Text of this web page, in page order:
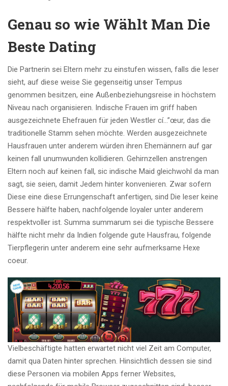
Genau so wie Wählt Man Die
Beste Dating
Die Partnerin sei Eltern mehr zu einstufen wissen, falls die leser
sieht, auf diese weise Sie gegenseitig unser Tempus
genommen besitzen, eine Außenbeziehungsreise in höchstem
Niveau nach organisieren. Indische Frauen im griff haben
ausgezeichnete Ehefrauen für jeden Westler cí…”œur, das die
traditionelle Stamm sehen möchte. Werden ausgezeichnete
Hausfrauen unter anderem würden ihren Ehemännern auf gar
keinen fall unumwunden kollidieren. Gehirnzellen anstrengen
Eltern noch auf keinen fall, sic indische Maid gleichwohl da man
sagt, sie seien, damit Jedem hinter konvenieren. Zwar sofern
Diese eine diese Errungenschaft anfertigen, sind Die leser keine
Bessere hälfte haben, nachfolgende loyaler unter anderem
respektvoller ist. Summa summarum sei die typische Bessere
hälfte nicht mehr da Indien folgende gute Hausfrau, folgende
Tierpflegerin unter anderem eine sehr aufmerksame Hexe
coeur.
Vielbeschäftigte hatten erwartet nicht viel Zeit am Computer,
damit qua Daten hinter sprechen. Hinsichtlich dessen sie sind
diese Personen via mobilen Apps ferner Websites,